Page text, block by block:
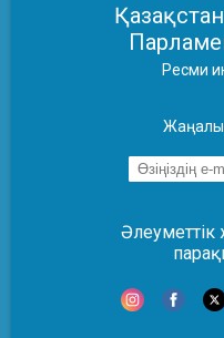
Ресми
Әлеуметтік